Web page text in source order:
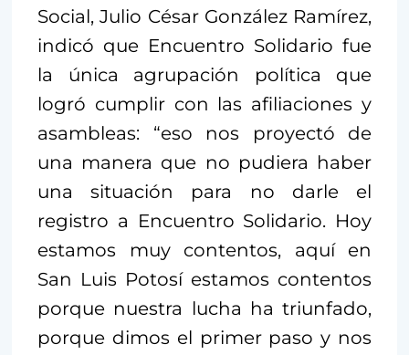
Social, Julio César González Ramírez,
indicó que Encuentro Solidario fue
la única agrupación política que
logró cumplir con las afiliaciones y
asambleas: “eso nos proyectó de
una manera que no pudiera haber
una situación para no darle el
registro a Encuentro Solidario. Hoy
estamos muy contentos, aquí en
San Luis Potosí estamos contentos
porque nuestra lucha ha triunfado,
porque dimos el primer paso y nos